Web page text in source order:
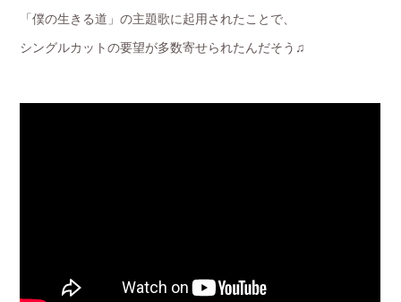
「僕の生きる道」の主題歌に起用されたことで、
シングルカットの要望が多数寄せられたんだそう♫